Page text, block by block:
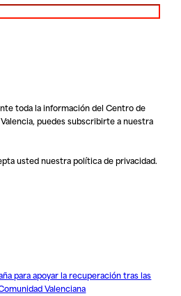
toda la información del Centro de
puedes subscribirte a nuestra
usted nuestrapolítica de privacidad.
para apoyar la recuperación tras las
Valenciana